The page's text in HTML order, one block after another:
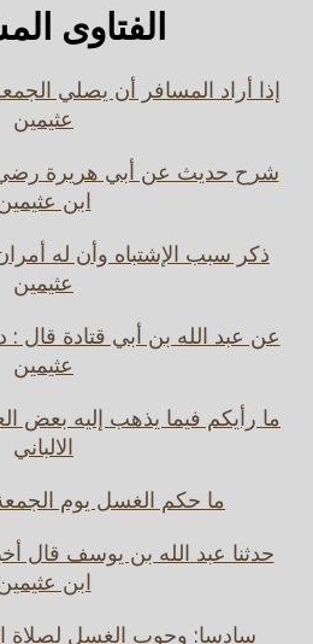
الفتاوى
إذا أراد المسافر أن يصلي
عثيمين
شرح حديث عن أبي هريرة رضي
ابن
ذكر سبب الإشتباه وأن له
عثيمين
عن عبد الله بن أبي قتادة قال
عثيمين
ما رأيكم فيما يذهب إليه بعض
الالباني
ما حكم الغسل يوم
حدثنا عبد الله بن يوسف قال
ابن
سادسا: وجوب الغسل لصلاة